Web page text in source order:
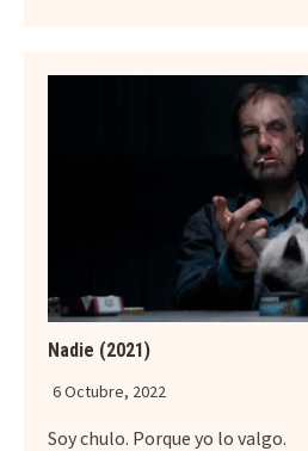
Nadie (2021)
6 Octubre, 2022
Soy chulo. Porque yo lo valgo.